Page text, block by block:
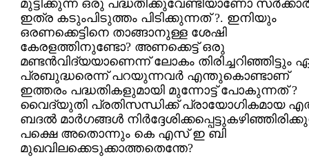
മുട്ടിക്കുന്ന ഒരു പദ്ധതിക്കുവേണ്ടിയാണോ
ഇത്ര കടുംപിടുത്തം പിടിക്കുന്നത് ?. ഇനിയും
ഒരണക്കെട്ടിനെ താങ്ങാനുള്ള ശേഷി
കേരളത്തിനുണ്ടോ? അണക്കെട്ട് ഒരു
മണ്ടന്‍വിദ്യയാണെന്ന് ലോകം തിരിച്ചറിഞ്ഞിട്ടും
പ്രബുദ്ധരെന്ന് പറയുന്നവര്‍ എന്തുകൊണ്ടാണ്
ഇത്തരം പദ്ധതികളുമായി മുന്നോട്ട് പോ‍കുന്നത് ?
വൈദ്യുതി പ്രതിസന്ധിക്ക് പ്രായോഗികമായ
ബദല്‍ മാര്‍ഗങ്ങള്‍
പക്ഷെ അതൊന്നും കെ എസ് ഇ ബി
മുഖവിലക്കെടുക്കാത്തതെന്തേ?